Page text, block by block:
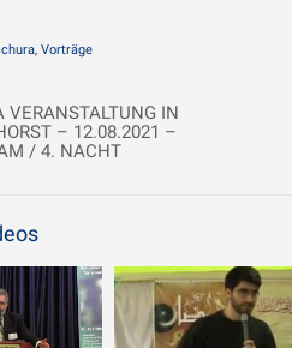
, Vorträge
VERANSTALTUNG IN
– 12.08.2021 –
/ 4. NACHT